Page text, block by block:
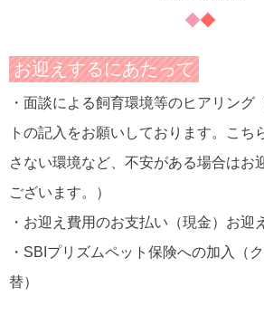
お迎えするにあたって
・面談による飼育環境等のヒアリング
トの記入をお願いしております。こち
さない環境など、不安がある場合はお
ございます。）
・お迎え費用のお支払い（現金） お迎
・SBIプリズムペット保険への加入（
替）